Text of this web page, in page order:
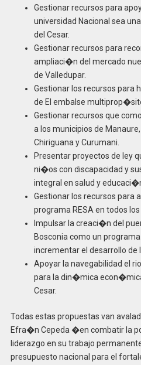
Gestionar recursos para
universidad Nacional sea
del Cesar.
Gestionar recursos para
ampliaci�n del mercado
de Valledupar.
Gestionar los recursos para
de El embalse
Gestionar recursos que
a los municipios de
Chiriguana y Curumani.
Presentar proyectos de ley
ni�os con discapacidad y
integral en salud y
Gestionar los recursos para
programa RESA en todos
Impulsar la creaci�n del
Bosconia como un
incrementar el desarrollo de
Apoyar la navegabilidad el
para la din�mica
Cesar.
Todas estas propuestas van
Efra�n Cepeda �en combatir la
liderazgo en su trabajo
presupuesto nacional para el